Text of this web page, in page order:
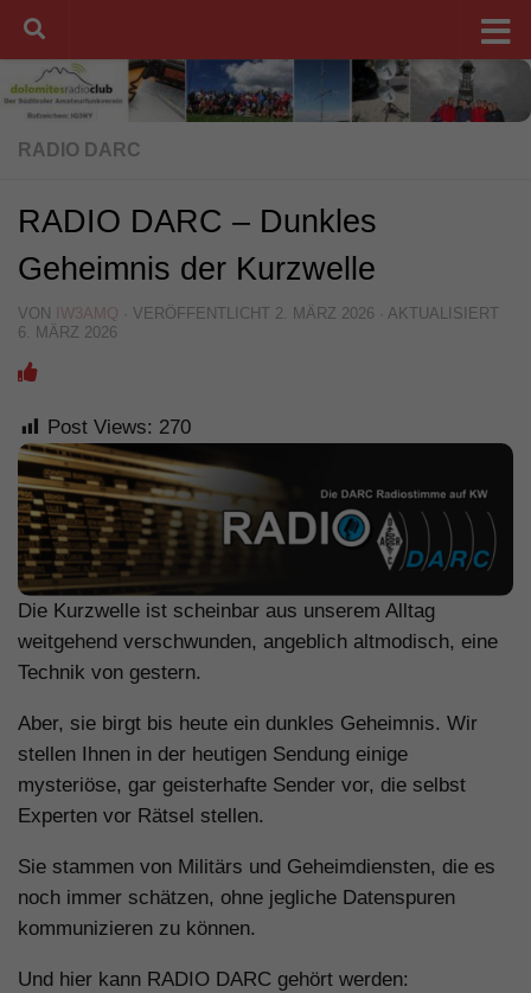
Unter dem Inhalt
RADIO DARC
RADIO DARC – Dunkles
Geheimnis der Kurzwelle
VON IW3AMQ · VERÖFFENTLICHT 2. MÄRZ 2026 · AKTUALISIERT
6. MÄRZ 2026
Post Views: 270
Die Kurzwelle ist scheinbar aus unserem Alltag
weitgehend verschwunden, angeblich altmodisch, eine
Technik von gestern.
Aber, sie birgt bis heute ein dunkles Geheimnis. Wir
stellen Ihnen in der heutigen Sendung einige
mysteriöse, gar geisterhafte Sender vor, die selbst
Experten vor Rätsel stellen.
Sie stammen von Militärs und Geheimdiensten, die es
noch immer schätzen, ohne jegliche Datenspuren
kommunizieren zu können.
Und hier kann RADIO DARC gehört werden: